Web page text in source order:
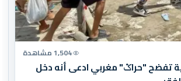
1,504 مشاهدة
تفضح "حراݣ" مغربي ادعى أنه دخل